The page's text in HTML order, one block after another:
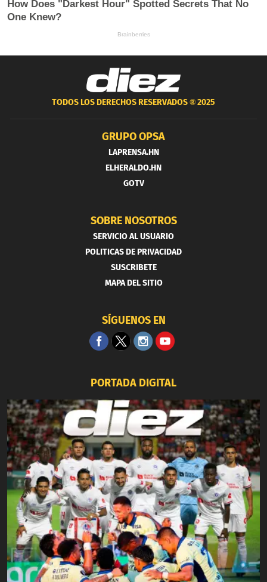
TODOS LOS DERECHOS RESERVADOS ®2025
GRUPO OPSA
LAPRENSA.HN
ELHERALDO.HN
GOTV
SOBRE NOSOTROS
SERVICIO AL USUARIO
POLITICAS DE PRIVACIDAD
SUSCRIBETE
MAPA DEL SITIO
SÍGUENOS EN
PORTADA DIGITAL